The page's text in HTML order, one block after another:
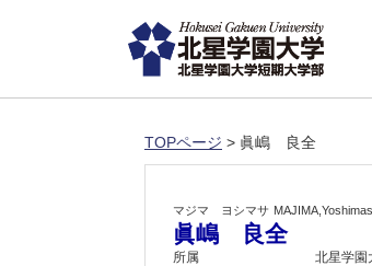
TOPページ > 眞嶋 良全
マジマ ヨシマサ
眞嶋 良全
所属
北星学園